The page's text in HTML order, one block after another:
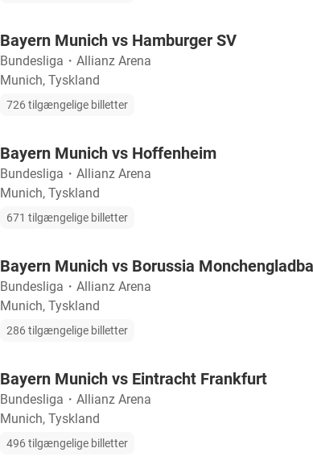
Bayern Munich vs Hamburger SV
Bundesliga ・ Allianz Arena
Munich, Tyskland
726 tilgængelige billetter
Bayern Munich vs Hoffenheim
Bundesliga ・ Allianz Arena
Munich, Tyskland
671 tilgængelige billetter
Bayern Munich vs Borussia
Bundesliga ・ Allianz Arena
Munich, Tyskland
286 tilgængelige billetter
Bayern Munich vs Eintracht Frankfurt
Bundesliga ・ Allianz Arena
Munich, Tyskland
496 tilgængelige billetter